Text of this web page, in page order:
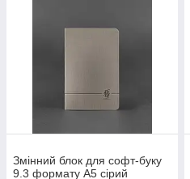
Змінний блок для софт-буку
9.3 формату А5 сірий